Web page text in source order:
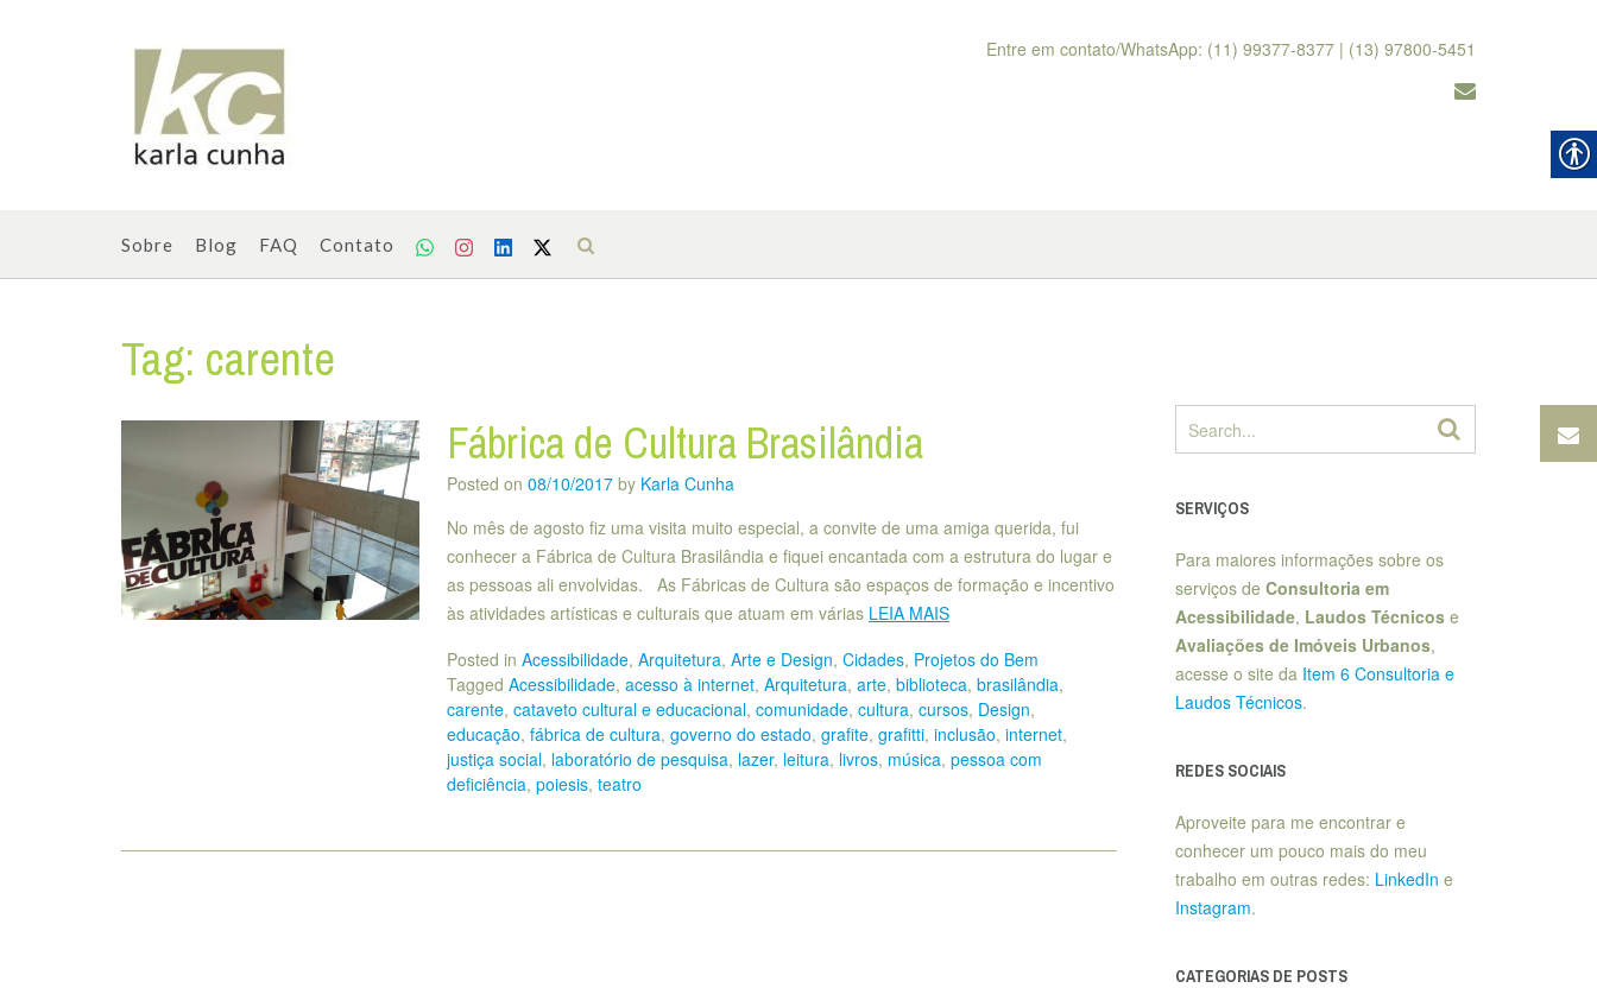
Entre em contato/WhatsApp: (11) 99377-8377 | (13) 97800-5451
Sobre Blog FAQ Contato
Tag: carente
Fábrica de Cultura Brasilândia
Posted on 08/10/2017by Karla Cunha
No mês de agosto fiz uma visita muito especial, a convite de uma amiga querida, fui
conhecer a Fábrica de Cultura Brasilândia e fiquei encantada com a estrutura do lugar e
as pessoas ali envolvidas. As Fábricas de Cultura são espaços de formação e incentivo
às atividades artísticas e culturais que atuam em várias LEIA MAIS
Posted in Acessibilidade, Arquitetura, Arte e Design, Cidades, Projetos do Bem
Tagged Acessibilidade, acesso à internet, Arquitetura, arte, biblioteca, brasilândia,
carente, cataveto cultural e educacional, comunidade, cultura, cursos, Design,
educação, fábrica de cultura, governo do estado, grafite, grafitti, inclusão, internet,
justiça social, laboratório de pesquisa, lazer, leitura, livros, música, pessoa com
deficiência, poiesis, teatro
SERVIÇOS
Para maiores informações sobre os
serviços de Consultoria em
Acessibilidade, Laudos Técnicose
Avaliações de Imóveis Urbanos,
acesse o site da Item 6 Consultoria e
Laudos Técnicos.
REDES SOCIAIS
Aproveite para me encontrar e
conhecer um pouco mais do meu
trabalho em outras redes: LinkedIn e
Instagram.
CATEGORIAS DE POSTS